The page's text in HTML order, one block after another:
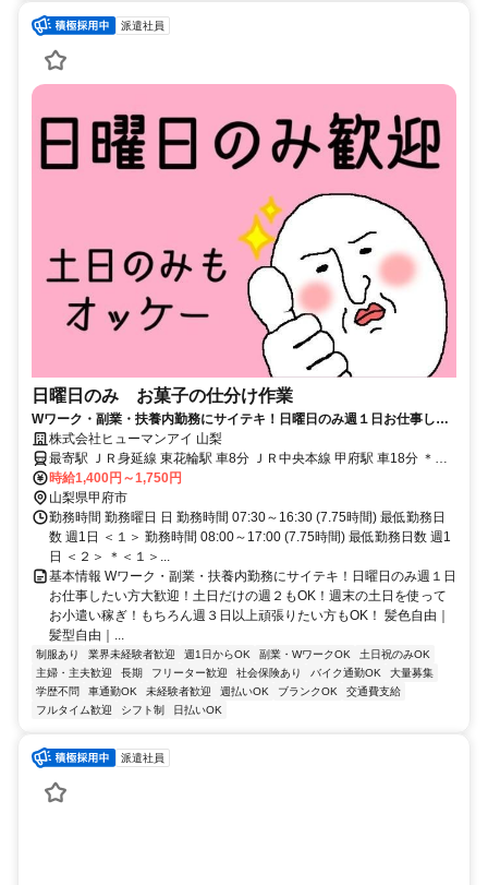
派遣社員
日曜日のみ お菓子の仕分け作業
Wワーク・副業・扶養内勤務にサイテキ！日曜日のみ週１日お仕事した
い方大歓迎！土日だけの週２もOK！週末の土日を使ってお小遣い稼ぎ！
もちろん週３日以上頑張りたい方もOK！
株式会社ヒューマンアイ 山梨
最寄駅 ＪＲ身延線 東花輪駅 車8分 ＪＲ中央本線 甲府駅 車18分 ＊
車・バイク・自転車通勤大歓迎！ ＊無料駐車場完備
時給1,400円～1,750円
山梨県甲府市
勤務時間 勤務曜日 日 勤務時間 07:30～16:30 (7.75時間) 最低勤務日
数 週1日 ＜１＞ 勤務時間 08:00～17:00 (7.75時間) 最低勤務日数 週1
日 ＜２＞ ＊＜１＞...
基本情報 Wワーク・副業・扶養内勤務にサイテキ！日曜日のみ週１日
お仕事したい方大歓迎！土日だけの週２もOK！週末の土日を使って
お小遣い稼ぎ！もちろん週３日以上頑張りたい方もOK！ 髪色自由｜
髪型自由｜...
制服あり 業界未経験者歓迎 週1日からOK 副業・WワークOK
土日祝のみOK
主婦・主夫歓迎
長期 フリーター歓迎 社会保険あり バイク通勤OK
大量募集
学歴不問
車通勤OK 未経験者歓迎 週払いOK ブランクOK
交通費支給
フルタイム歓迎
シフト制 日払いOK
派遣社員